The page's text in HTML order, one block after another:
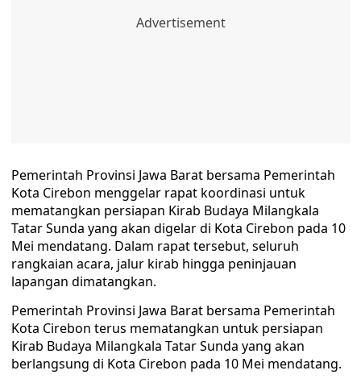
Pemerintah Provinsi Jawa Barat bersama Pemerintah
Kota Cirebon menggelar rapat koordinasi untuk
mematangkan persiapan Kirab Budaya Milangkala
Tatar Sunda yang akan digelar di Kota Cirebon pada 10
Mei mendatang. Dalam rapat tersebut, seluruh
rangkaian acara, jalur kirab hingga peninjauan
lapangan dimatangkan.
Pemerintah Provinsi Jawa Barat bersama Pemerintah
Kota Cirebon terus mematangkan untuk persiapan
Kirab Budaya Milangkala Tatar Sunda yang akan
berlangsung di Kota Cirebon pada 10 Mei mendatang.